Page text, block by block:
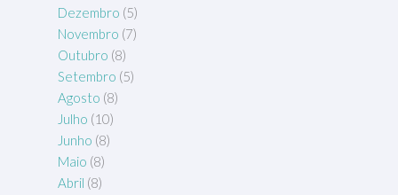
Dezembro (5)
Novembro (7)
Outubro (8)
Setembro (5)
Agosto (8)
Julho (10)
Junho (8)
Maio (8)
Abril (8)